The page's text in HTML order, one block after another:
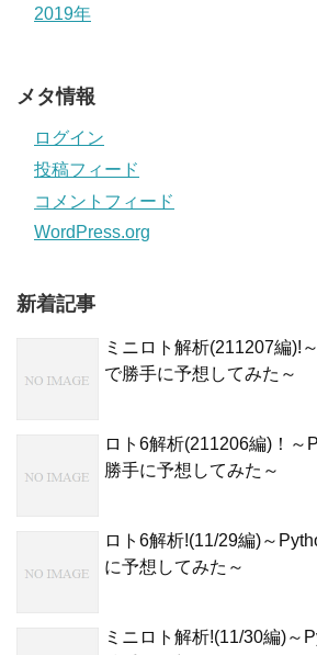
2019年
メタ情報
ログイン
投稿フィード
コメントフィード
WordPress.org
新着記事
ミニロト解析(211207編)!
で勝手に予想してみた～
ロト6解析(211206編)！～
勝手に予想してみた～
ロト6解析!(11/29編)～
に予想してみた～
ミニロト解析!(11/30編)～